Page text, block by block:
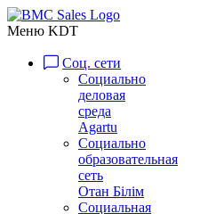
Меню KDT
Соц. сети
Социально
деловая
среда
Agartu
Социально
образовательная
сеть
Отан Бiлiм
Социальная